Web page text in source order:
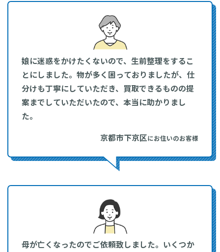
娘に迷惑をかけたくないので、生前整理をするこ
とにしました。物が多く困っておりましたが、仕
分けも丁寧にしていただき、買取できるものの提
案までしていただいたので、本当に助かりまし
た。
京都市下京区にお住いのお客様
母が亡くなったのでご依頼致しました。いくつか